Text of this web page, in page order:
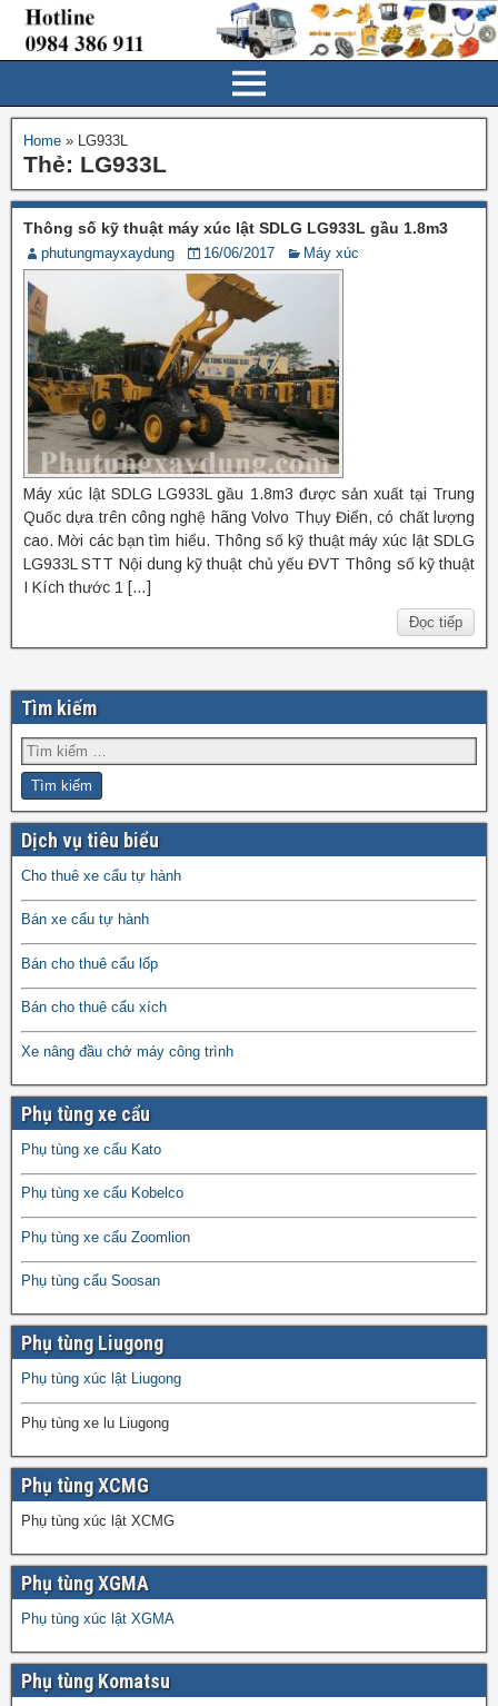
Home » LG933L
Thẻ: LG933L
Thông số kỹ thuật máy xúc lật SDLG LG933L gầu 1.8m3
phutungmayxaydung 16/06/2017 Máy xúc
Máy xúc lật SDLG LG933L gầu 1.8m3 được sản xuất tại Trung
Quốc dựa trên công nghệ hãng Volvo Thụy Điển, có chất lượng
cao. Mời các bạn tìm hiểu. Thông số kỹ thuật máy xúc lật SDLG
LG933L STT Nội dung kỹ thuật chủ yếu ĐVT Thông số kỹ thuật
I Kích thước 1 […]
Đọc tiếp
Tìm kiếm
Dịch vụ tiêu biểu
Cho thuê xe cẩu tự hành
Bán xe cẩu tự hành
Bán cho thuê cẩu lốp
Bán cho thuê cẩu xích
Xe nâng đầu chở máy công trình
Phụ tùng xe cẩu
Phụ tùng xe cẩu Kato
Phụ tùng xe cẩu Kobelco
Phụ tùng xe cẩu Zoomlion
Phụ tùng cẩu Soosan
Phụ tùng Liugong
Phụ tùng xúc lật Liugong
Phụ tùng xe lu Liugong
Phụ tùng XCMG
Phụ tùng xúc lật XCMG
Phụ tùng XGMA
Phụ tùng xúc lật XGMA
Phụ tùng Komatsu